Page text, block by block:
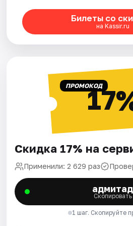
Билеты со
на Kassir.ru
ПРОМОКОД
Скидка 17% на
Применили: 2 629 раз
адмитад
Скопировать
1 шаг. Скопируйте